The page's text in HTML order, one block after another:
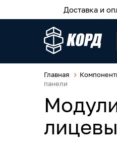
Доставка и
Главная
панели